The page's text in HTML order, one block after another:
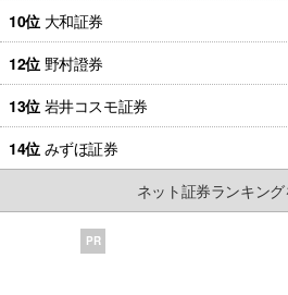
10位 大和証券
12位 野村證券
13位 岩井コスモ証券
14位 みずほ証券
ネット証券ランキン
PR